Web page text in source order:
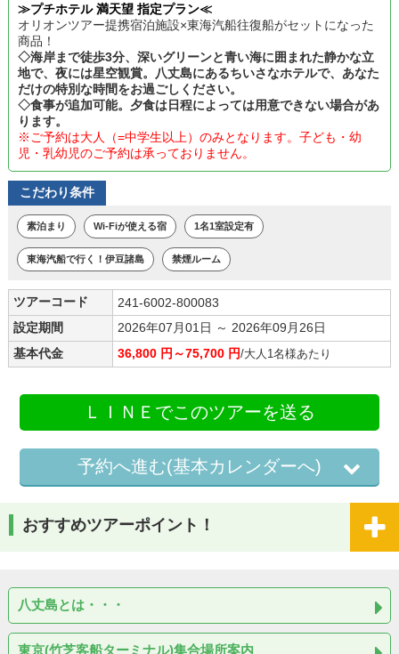
≫プチホテル 満天望 指定プラン≪
オリオンツアー提携宿泊施設×東海汽船往復船がセットになった
商品！
◇海岸まで徒歩3分、深いグリーンと青い海に囲まれた静かな立
地で、夜には星空観賞。八丈島にあるちいさなホテルで、あなた
だけの特別な時間をお過ごしください。
◇食事が追加可能。夕食は日程によっては用意できない場合があ
ります。
※ご予約は大人（=中学生以上）のみとなります。子ども・幼
児・乳幼児のご予約は承っておりません。
こだわり条件
素泊まり Wi-Fiが使える宿 1名1室設定有
東海汽船で行く！伊豆諸島 禁煙ルーム
ツアーコード
241-6002-800083
設定期間
2026年07月01日 ～ 2026年09月26日
基本代金
36,800 円～75,700 円/大人1名様あたり
ＬＩＮＥでこのツアーを送る
予約へ進む(基本カレンダーへ)
おすすめツアーポイント！
八丈島とは・・・
東京(竹芝客船ターミナル)集合場所案内